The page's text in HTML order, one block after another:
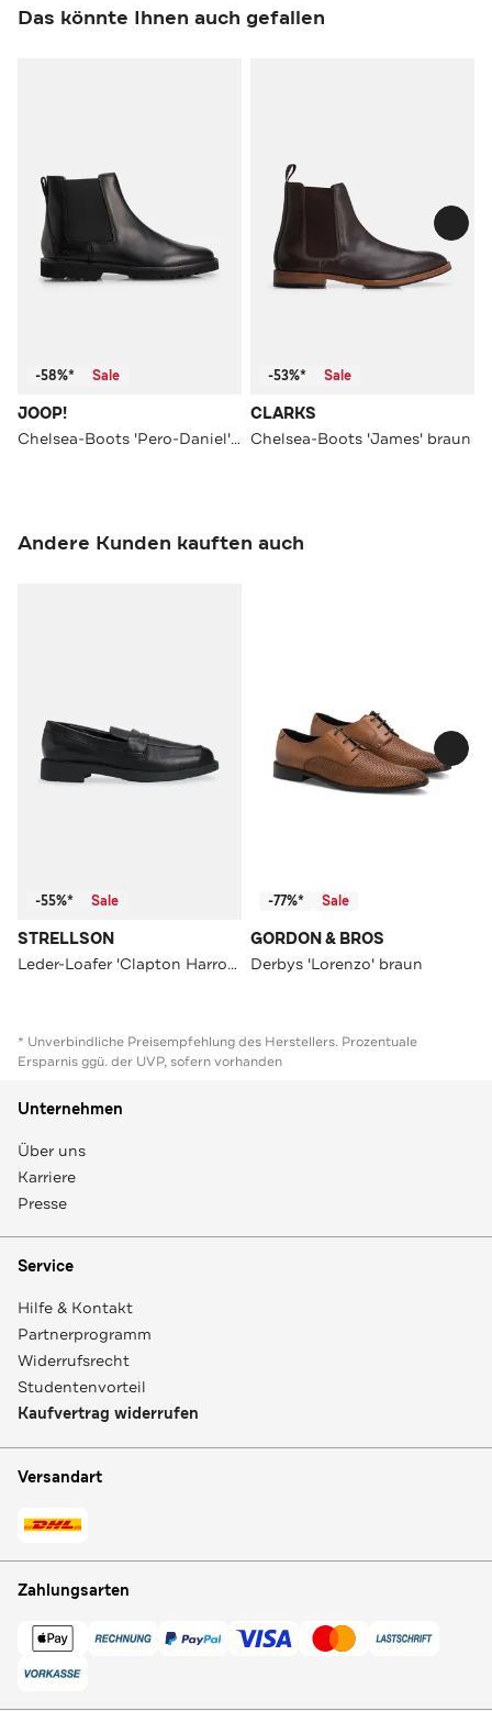
Das könnte Ihnen auch gefallen
-58%* Sale
JOOP!
Chelsea-Boots 'Pero-Daniel' schwarz
-53%* Sale
CLARKS
Chelsea-Boots 'James' braun
Andere Kunden kauften auch
-55%* Sale
STRELLSON
Leder-Loafer 'Clapton Harrod' schwarz
-77%* Sale
GORDON & BROS
Derbys 'Lorenzo' braun
* Unverbindliche Preisempfehlung des Herstellers. Prozentuale
Ersparnis ggü. der UVP, sofern vorhanden
Unternehmen
Über uns
Karriere
Presse
Service
Hilfe & Kontakt
Partnerprogramm
Widerrufsrecht
Studentenvorteil
Kaufvertrag widerrufen
Versandart
Zahlungsarten